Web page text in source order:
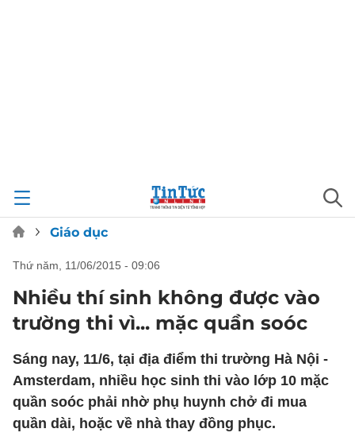
Giáo dục
thứ năm, 11/06/2015 - 09:06
Nhiều thí sinh không được vào
trường thi vì... mặc quần soóc
Sáng nay, 11/6, tại địa điểm thi trường Hà Nội -
Amsterdam, nhiều học sinh thi vào lớp 10 mặc
quần soóc phải nhờ phụ huynh chở đi mua
quần dài, hoặc về nhà thay đồng phục.